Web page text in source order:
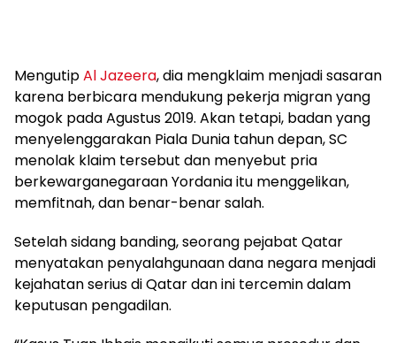
MengutipAl Jazeera, dia mengklaim menjadi sasaran
karena berbicara mendukung pekerja migran yang
mogok pada Agustus 2019. Akan tetapi, badan yang
menyelenggarakan Piala Dunia tahun depan, SC
menolak klaim tersebut dan menyebut pria
berkewarganegaraan Yordania itu menggelikan,
memfitnah, dan benar-benar salah.
Setelah sidang banding, seorang pejabat Qatar
menyatakan penyalahgunaan dana negara menjadi
kejahatan serius di Qatar dan ini tercemin dalam
keputusan pengadilan.